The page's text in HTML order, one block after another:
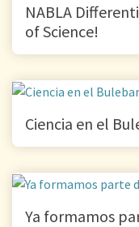
NABLA
of Science!
Ciencia en el
Ya formamos